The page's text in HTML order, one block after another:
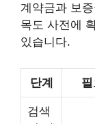
계약금과 보
목도 사전에
있습니다.
단계
검색